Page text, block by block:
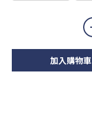
加入購物車